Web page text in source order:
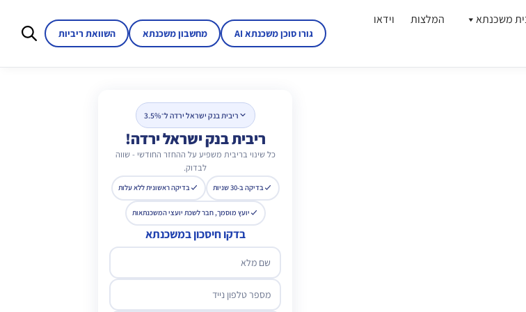
משכנתא המלצות
וידאו
גורו סוכן משכנתא AI מחשבון משכנתא השוואת ריביות
ריבית בנק ישראל ירדה ל־3.5%
ריבית בנק ישראל ירדה!
כל שינוי בריבית משפיע על ההחזר החודשי - שווה
לבדוק.
בדיקה ב-30 שניות בדיקה ראשונית ללא עלות
יועץ מוסמך, חבר לשכת יועצי המשכנתאות
בדקו חיסכון במשכנתא
שם מלא
מספר טלפון נייד